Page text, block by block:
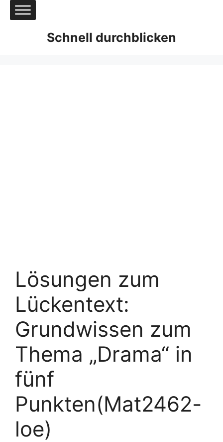
Zum
Inhalt
Schnell durchblicken
Lösungen zum
Lückentext:
Grundwissen zum
Thema „Drama“ in
fünf
Punkten(Mat2462-
loe)